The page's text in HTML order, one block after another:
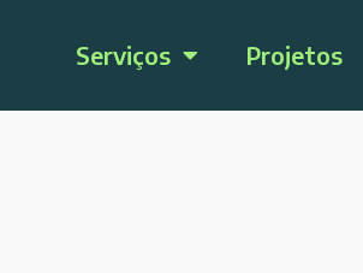
Serviços Projetos